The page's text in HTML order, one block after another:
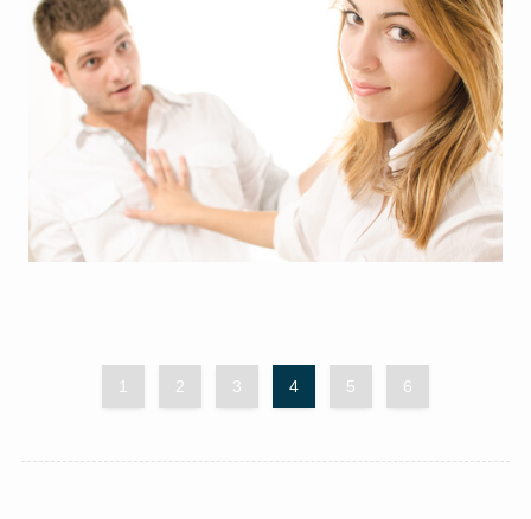
1 2 3 4 5 6